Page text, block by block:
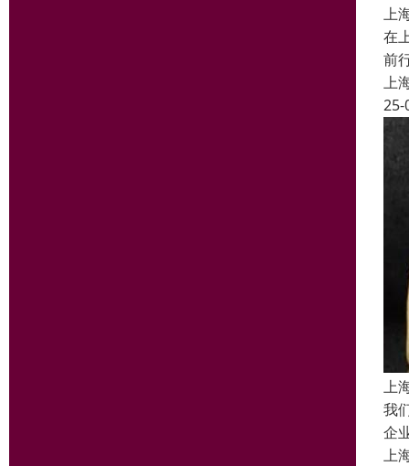
上
在
前
上
25-
上
我
企
上